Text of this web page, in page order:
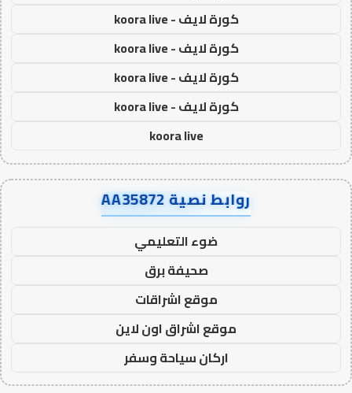
كورة لايف - koora live
كورة لايف - koora live
كورة لايف - koora live
كورة لايف - koora live
koora live
روابط نصية AA35872
ضوء التعليمي
صحيفة برق
موقع اشراقات
موقع اشراق اون لاين
اركان سياحة وسفر